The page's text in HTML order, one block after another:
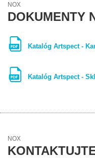
NOX
DOKUMENTY
Katalóg Artspect -
Katalóg Artspect -
NOX